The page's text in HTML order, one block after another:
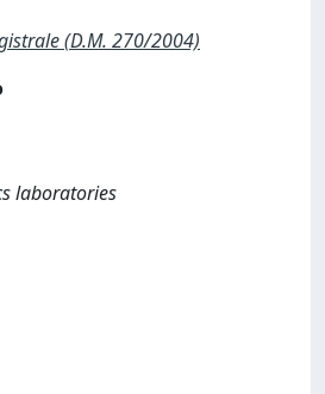
(D.M. 270/2004)
laboratories